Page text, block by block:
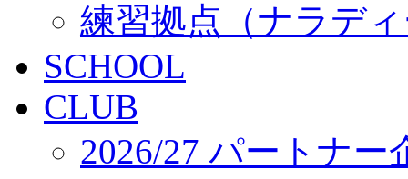
練習拠点（ナラデ
SCHOOL
CLUB
2026/27 パートナー